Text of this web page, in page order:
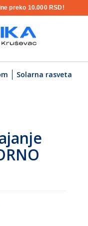
preko 10.000 RSD!
Solarna rasveta